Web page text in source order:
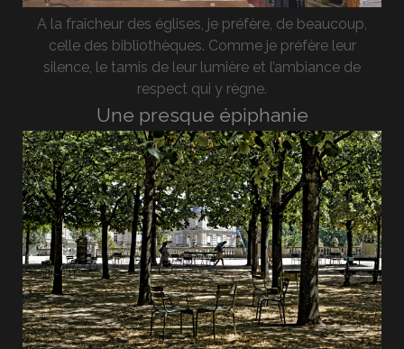
A la fraîcheur des églises, je préfère, de beaucoup,
celle des bibliothèques. Comme je préfère leur
silence, le tamis de leur lumière et l’ambiance de
respect qui y règne.
Une presque épiphanie